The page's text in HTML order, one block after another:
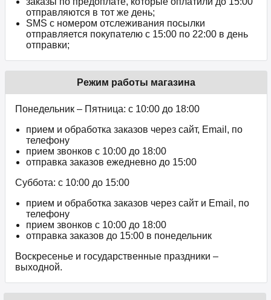
отправляются в тот же день;
SMS с номером отслеживания посылки
отправляется покупателю с 15:00 по 22:00 в день
отправки;
Режим работы магазина
Понедельник – Пятница: с 10:00 до 18:00
прием и обработка заказов через сайт, Email, по
телефону
прием звонков c 10:00 до 18:00
отправка заказов ежедневно до 15:00
Суббота: с 10:00 до 15:00
прием и обработка заказов через сайт и Email, по
телефону
прием звонков c 10:00 до 18:00
отправка заказов до 15:00 в понедельник
Воскресенье и государственные праздники –
выходной.